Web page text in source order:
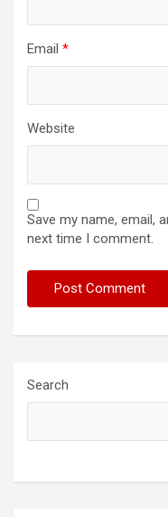
Email *
Website
Save my name, email,
next time I comment.
Search